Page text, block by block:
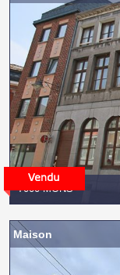
7000 MONS
Maison